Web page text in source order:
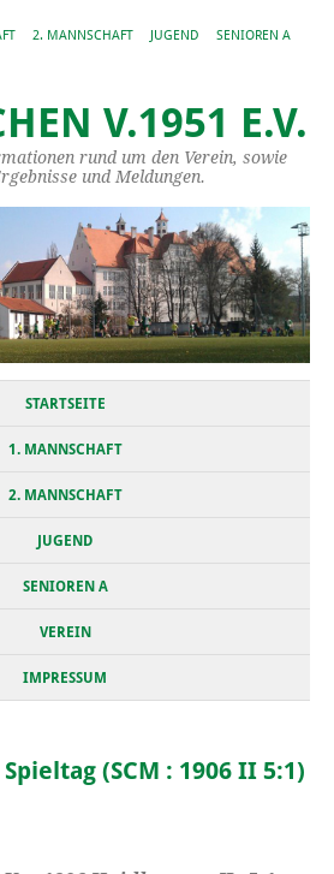
2. MANNSCHAFT JUGEND SENIOREN A
V.1951 E.V.
rund um den Verein, sowie
und Meldungen.
STARTSEITE
1. MANNSCHAFT
2. MANNSCHAFT
JUGEND
SENIOREN A
VEREIN
IMPRESSUM
(SCM : 1906 II 5:1)